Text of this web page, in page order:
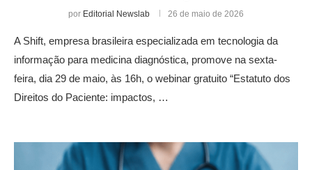
por Editorial Newslab 26 de maio de 2026
A Shift, empresa brasileira especializada em tecnologia da
informação para medicina diagnóstica, promove na sexta-
feira, dia 29 de maio, às 16h, o webinar gratuito “Estatuto dos
Direitos do Paciente: impactos, …